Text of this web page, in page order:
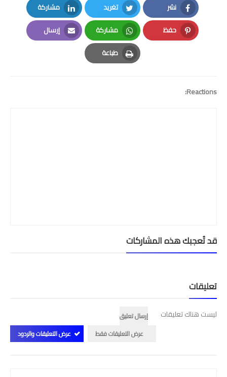
الإمتحان الموحد المحلي
المرحلة الثالثة
المرحلة الرابعة
التفتيش
نشر
Facebook
تغريد
Twitter
مشاركة
LinkedIn
حفظ
Pinterest
مشاركة
Whatsapp
إرسال
Email
طباعة
Print
Reactions:
قد تُعجبك هذه المشاركات
تعليقات
ليست هناك تعليقات
إرسال تعليق
عرض التعليقات فقط
عرض التعليقات والردود